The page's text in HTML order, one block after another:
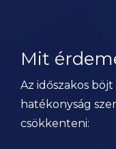
Mit
Az időszakos
hatékonyság
csökkenteni: